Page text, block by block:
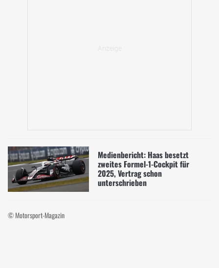
Medienbericht: Haas besetzt
zweites Formel-1-Cockpit für
2025, Vertrag schon
unterschrieben
© Motorsport-Magazin